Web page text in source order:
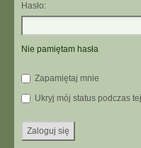
Hasło:
Nie pamiętam hasła
Zapamiętaj mnie
Ukryj mój status podczas